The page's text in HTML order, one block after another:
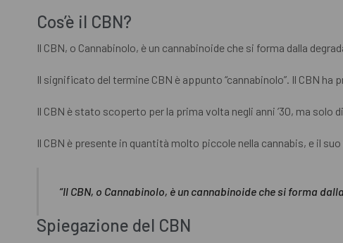
Cos’è il CBN?
Il CBN, o Cannabinolo, è un cannabinoide che si forma dalla
Il significato del termine CBN è appunto “cannabinolo”. Il CBN
Il CBN è stato scoperto per la prima volta negli anni ’30, ma
Il CBN è presente in quantità molto piccole nella cannabis, e il
“Il CBN, o Cannabinolo, è un cannabinoide che si forma
Spiegazione del CBN